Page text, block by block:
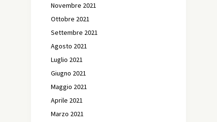
Novembre 2021
Ottobre 2021
Settembre 2021
Agosto 2021
Luglio 2021
Giugno 2021
Maggio 2021
Aprile 2021
Marzo 2021